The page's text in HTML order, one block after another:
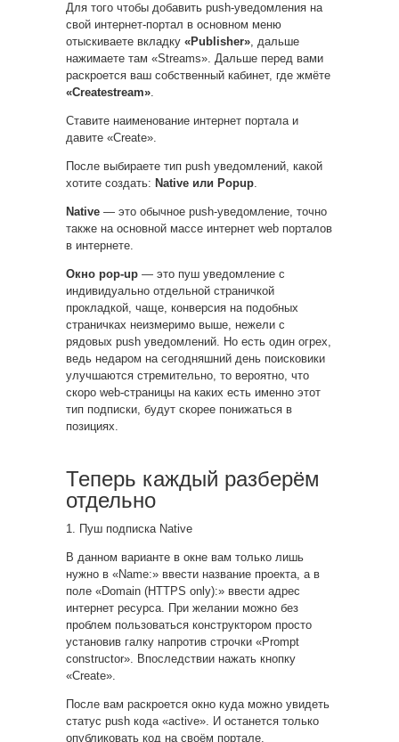
Для того чтобы добавить push-уведомления на
свой интернет-портал в основном меню
отыскиваете вкладку «Publisher», дальше
нажимаете там «Streams». Дальше перед вами
раскроется ваш собственный кабинет, где жмёте
«Createstream».
Ставите наименование интернет портала и
давите «Create».
После выбираете тип push уведомлений, какой
хотите создать: Native или Popup.
Native — это обычное push-уведомление, точно
также на основной массе интернет web порталов
в интернете.
Окно pop-up — это пуш уведомление с
индивидуально отдельной страничкой
прокладкой, чаще, конверсия на подобных
страничках неизмеримо выше, нежели с
рядовых push уведомлений. Но есть один огрех,
ведь недаром на сегодняшний день поисковики
улучшаются стремительно, то вероятно, что
скоро web-страницы на каких есть именно этот
тип подписки, будут скорее понижаться в
позициях.
Теперь каждый разберём
отдельно
1. Пуш подписка Native
В данном варианте в окне вам только лишь
нужно в «Name:» ввести название проекта, а в
поле «Domain (HTTPS only):» ввести адрес
интернет ресурса. При желании можно без
проблем пользоваться конструктором просто
установив галку напротив строчки «Prompt
constructor». Впоследствии нажать кнопку
«Create».
После вам раскроется окно куда можно увидеть
статус push кода «active». И останется только
опубликовать код на своём портале.